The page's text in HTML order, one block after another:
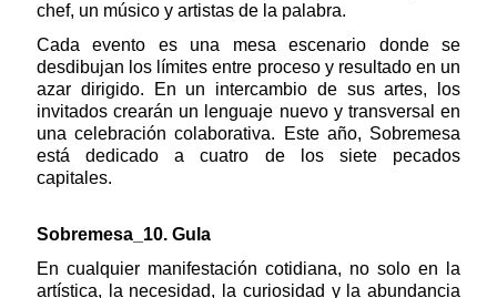
chef, un músico y artistas de la palabra.
Cada evento es una mesa escenario donde se
desdibujan los límites entre proceso y resultado en un
azar dirigido. En un intercambio de sus artes, los
invitados crearán un lenguaje nuevo y transversal en
una celebración colaborativa. Este año, Sobremesa
está dedicado a cuatro de los siete pecados
capitales.
Sobremesa_10. Gula
En cualquier manifestación cotidiana, no solo en la
artística, la necesidad, la curiosidad y la abundancia